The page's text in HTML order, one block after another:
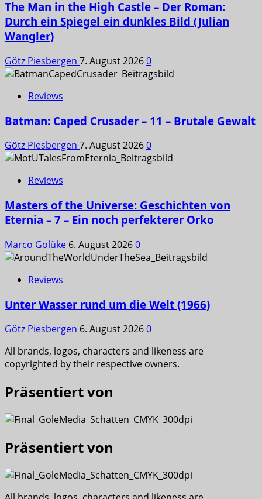
The Man in the High Castle – Der Roman:
Durch ein Spiegel ein dunkles Bild (Julian
Wangler)
Götz Piesbergen 7. August 20260
Reviews
Batman: Caped Crusader – 11 – Brutale Gewalt
Götz Piesbergen 7. August 20260
Reviews
Masters of the Universe: Geschichten von
Eternia – 7 – Ein noch perfekterer Orko
Marco Golüke 6. August 20260
Reviews
Unter Wasser rund um die Welt (1966)
Götz Piesbergen 6. August 20260
All brands, logos, characters and likeness are
copyrighted by their respective owners.
Präsentiert von
Präsentiert von